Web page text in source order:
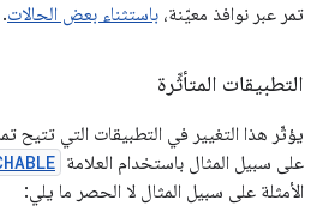
تمر عبر نوافذ معيّنة، باستثناء بعض الحالات.
التطبيقات المتأثِّرة
يؤثّر هذا التغيير في التطبيقات التي تتيح
على سبيل المثال باستخدام العلامة
الأمثلة على سبيل المثال لا الحصر ما يلي: